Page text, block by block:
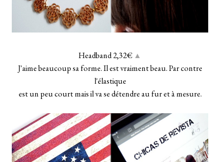
Headband 2,32€ ▲
J'aime beaucoup sa forme. Il est vraiment beau. Par contre
l'élastique
est un peu court mais il va se détendre au fur et à mesure.